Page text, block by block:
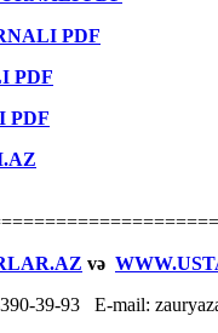
PDF
PDF
PDF
və
39-93 E-mail: